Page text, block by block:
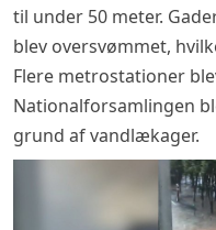
til under 50 meter.
blev oversvømmet,
Flere metrostationer
Nationalforsamlingen
grund af vandlækager.